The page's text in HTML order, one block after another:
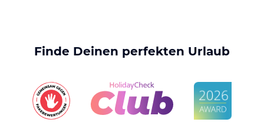
Finde Deinen perfekten Urlaub